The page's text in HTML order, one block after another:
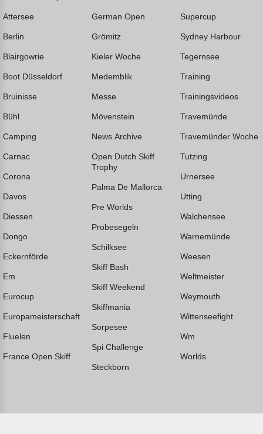
Attersee
Berlin
Blairgowrie
Boot Düsseldorf
Bruinisse
Bühl
Camping
Carnac
Corona
Davos
Diessen
Dongo
Eckernförde
Em
Eurocup
Europameisterschaft
Fluelen
France Open Skiff
German Open
Grömitz
Kieler Woche
Medemblik
Messe
Mövenstein
News Archive
Open Dutch Skiff
Trophy
Palma De Mallorca
Pre Worlds
Probesegeln
Schilksee
Skiff Bash
Skiff Weekend
Skiffmania
Sorpesee
Spi Challenge
Steckborn
Supercup
Sydney Harbour
Tegernsee
Training
Trainingsvideos
Travemünde
Travemünder Woche
Tutzing
Urnersee
Utting
Walchensee
Warnemünde
Weesen
Weltmeister
Weymouth
Wittenseefight
Wm
Worlds